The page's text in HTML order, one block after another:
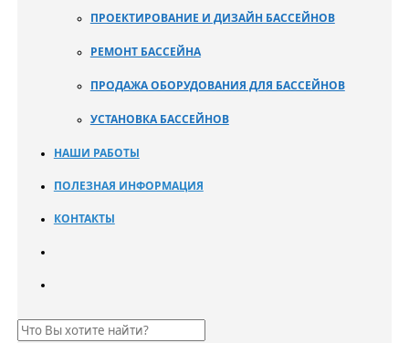
ПРОЕКТИРОВАНИЕ И ДИЗАЙН БАССЕЙНОВ
РЕМОНТ БАССЕЙНА
ПРОДАЖА ОБОРУДОВАНИЯ ДЛЯ БАССЕЙНОВ
УСТАНОВКА БАССЕЙНОВ
НАШИ РАБОТЫ
ПОЛЕЗНАЯ ИНФОРМАЦИЯ
КОНТАКТЫ